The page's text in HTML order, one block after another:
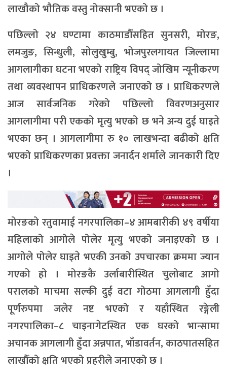
लाखौको भौतिक वस्तु नोक्सानी भएको छ ।
पछिल्लो २४ घण्टामा काठमाडौँसहित सुनसरी, मोरङ,
लमजुङ, सिन्धुली, सोलुखुम्बु, भोजपुरलगायत जिल्लामा
आगलागीका घटना भएको राष्ट्रिय विपद् जोखिम न्यूनीकरण
तथा व्यवस्थापन प्राधिकरणले जनाएको छ । प्राधिकरणले
आज सार्वजनिक गरेको पछिल्लो विवरणअनुसार
आगलागीमा परी एकको मृत्यु भएको छ भने अन्य दुई घाइते
भएका छन् । आगलागीमा रु १० लाखभन्दा बढीको क्षति
भएको प्राधिकरणका प्रवक्ता जनार्दन शर्माले जानकारी दिए
।
मोरङको रतुवामाई नगरपालिका–४ आमबारीकी ४९ वर्षीया
महिलाको आगोले पोलेर मृत्यु भएको जनाइएको छ ।
आगोले पोलेर घाइते भएकी उनको उपचारका क्रममा ज्यान
गएको हो । मोरङकै उर्लाबारीस्थित चुलोबाट आगो
परालको माचमा सल्की दुई वटा गोठमा आगलागी हुँदा
पूर्णरुपमा जलेर नष्ट भएको र यहाँस्थित रङ्गेली
नगरपालिका–८ चाइनागेटस्थित एक घरको भान्सामा
अचानक आगलागी हुँदा अन्नपात, भाँडावर्तन, काठपातसहित
लाखौँको क्षति भएको प्रहरीले जनाएको छ ।